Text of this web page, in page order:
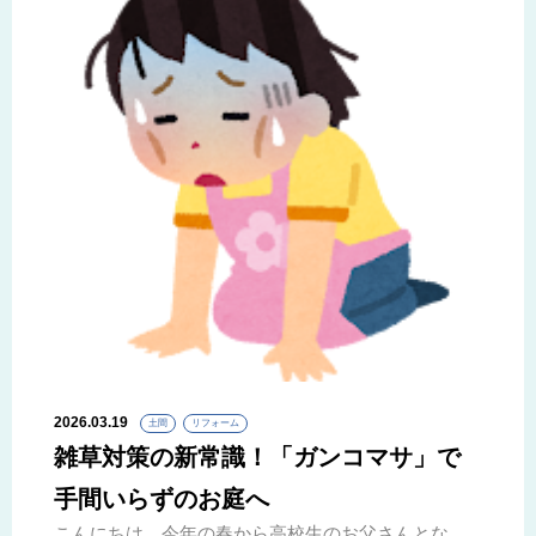
2026.03.19 土間 リフォーム
雑草対策の新常識！「ガンコマサ」で
手間いらずのお庭へ